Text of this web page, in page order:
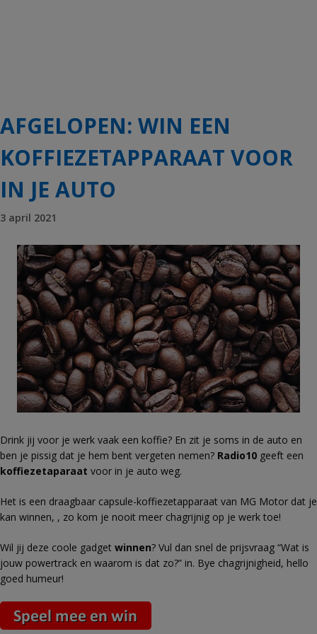
AFGELOPEN: WIN EEN
KOFFIEZETAPPARAAT VOOR
IN JE AUTO
3 april 2021
Drink jij voor je werk vaak een koffie? En zit je soms in de auto en
ben je pissig dat je hem bent vergeten nemen? Radio10 geeft een
koffiezetaparaat voor in je auto weg.
Het is een draagbaar capsule-koffiezetapparaat van MG Motor dat je
kan winnen, , zo kom je nooit meer chagrijnig op je werk toe!
Wil jij deze coole gadget winnen? Vul dan snel de prijsvraag “Wat is
jouw powertrack en waarom is dat zo?” in. Bye chagrijnigheid, hello
goed humeur!